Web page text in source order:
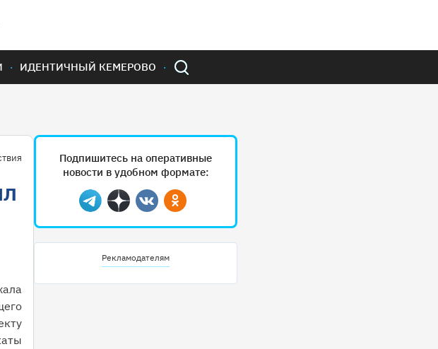
ИДЕНТИЧНЫЙ КЕМЕРОВО
Подпишитесь на оперативные
новости в удобном формате:
Telegram
ДзенВконтактеОдноклассники
Рекламодателям